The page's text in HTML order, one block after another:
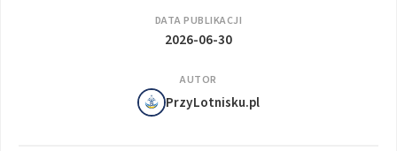
DATA PUBLIKACJI
2026-06-30
AUTOR
PrzyLotnisku.pl